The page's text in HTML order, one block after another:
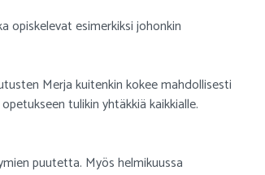
opiskelevat esimerkiksi johonkin
Merja kuitenkin kokee mahdollisesti
tulikin yhtäkkiä kaikkialle.
puutetta. Myös helmikuussa